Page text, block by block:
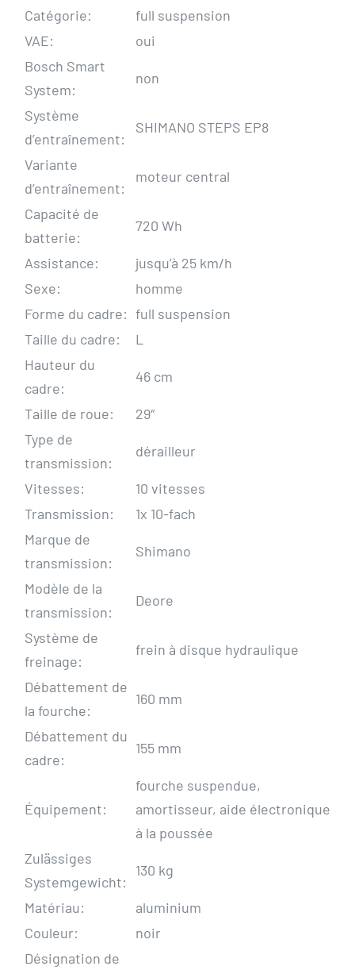
Catégorie:
full suspension
VAE:
oui
Bosch Smart
System:
non
Système
d’entraînement:
SHIMANO STEPS EP8
Variante
d’entraînement:
moteur central
Capacité de
batterie:
720 Wh
Assistance:
jusqu’à 25 km/h
Sexe:
homme
Forme du cadre: full suspension
Taille du cadre:
L
Hauteur du
cadre:
46 cm
Taille de roue:
29″
Type de
transmission:
dérailleur
Vitesses:
10 vitesses
Transmission:
1x 10-fach
Marque de
transmission:
Shimano
Modèle de la
transmission:
Deore
Système de
freinage:
frein à disque hydraulique
Débattement de
la fourche:
160 mm
Débattement du
cadre:
155 mm
Équipement:
fourche suspendue,
amortisseur, aide électronique
à la poussée
Zulässiges
Systemgewicht:
130 kg
Matériau:
aluminium
Couleur:
noir
Désignation de